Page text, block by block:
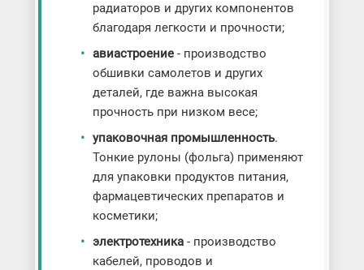
радиаторов и других компонентов
благодаря легкости и прочности;
авиастроение - производство
обшивки самолетов и других
деталей, где важна высокая
прочность при низком весе;
упаковочная промышленность.
Тонкие рулоны (фольга) применяют
для упаковки продуктов питания,
фармацевтических препаратов и
косметики;
электротехника - производство
кабелей, проводов и